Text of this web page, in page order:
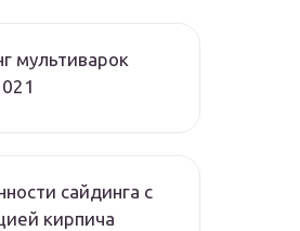
мультиварок
сайдинга с
кирпича